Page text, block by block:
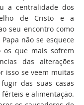
a centralidade dos
de Cristo e a
seu encontro como
não se esquece
os que mais sofrem
das alterações
isso se veem muitas
das suas casas
e alimentação.